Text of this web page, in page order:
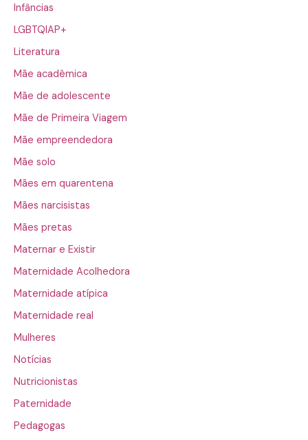
Infâncias
LGBTQIAP+
Literatura
Mãe acadêmica
Mãe de adolescente
Mãe de Primeira Viagem
Mãe empreendedora
Mãe solo
Mães em quarentena
Mães narcisistas
Mães pretas
Maternar e Existir
Maternidade Acolhedora
Maternidade atípica
Maternidade real
Mulheres
Notícias
Nutricionistas
Paternidade
Pedagogas